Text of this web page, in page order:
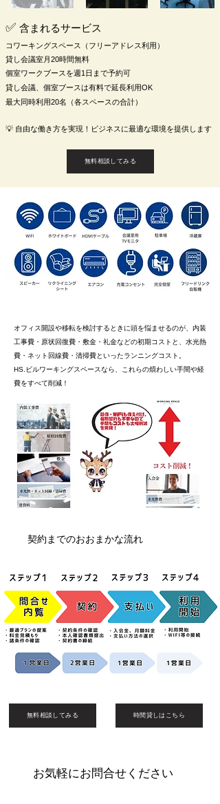
✅ 含まれるサービス
コワーキングスペース（フリーアドレス利用）
貸し会議室月20時間無料
​個室ワークブースを週1日まで予約可
貸し会議、個室ブースは有料で延長利用OK
最大同時利用20名（各スペースの合計）
💡 自由な働き方を実現！ビジネスに最適な環境を提供します
無料相談してみる
オフィス開設や移転を検討するときに頭を悩ませるのが、内装
工事費・原状回復費・敷金・礼金などの初期コストと、水光熱
費・ネット回線費・清掃費といったランニングコスト。
HS.ビルワーキングスペースなら、これらの煩わしい手間や経
費をすべて削減！
契約までのおおまかな流れ
無料相談してみる 時間貸しはこちら
お気軽にお問合せください